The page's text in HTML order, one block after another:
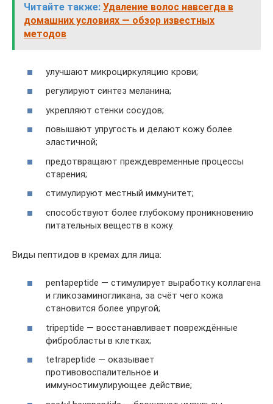
Читайте также: Удаление волос навсегда в
домашних условиях — обзор известных
методов
улучшают микроциркуляцию крови;
регулируют синтез меланина;
укрепляют стенки сосудов;
повышают упругость и делают кожу более
эластичной;
предотвращают преждевременные процессы
старения;
стимулируют местный иммунитет;
способствуют более глубокому проникновению
питательных веществ в кожу.
Виды пептидов в кремах для лица:
pentapeptide — стимулирует выработку коллагена
и гликозаминогликана, за счёт чего кожа
становится более упругой;
tripeptide — восстанавливает повреждённые
фибробласты в клетках;
tetrapeptide — оказывает
противовоспалительное и
иммуностимулирующее действие;